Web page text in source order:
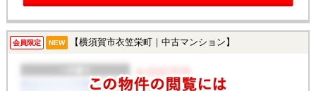
会員限定 NEW 【横須賀市衣笠栄町｜中古マンション】